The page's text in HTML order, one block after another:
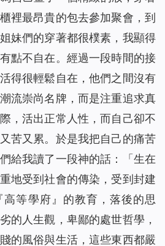
裡最昂貴的包去參加聚會，到
妹們的穿著都很樸素，我顯得
點不自在。經過一段時間的接
得很輕鬆自在，他們之間沒有
流崇尚名牌，而是注重追求真
，活出正常人性，而自己卻不
苦又累。於是我把自己的痛苦
給我讀了一段神的話：
「生在
地受到社會的傳染，受到封建
等學府』的教育，落後的思
的人生觀，卑鄙的處世哲學，
的風俗與生活，這些東西都嚴